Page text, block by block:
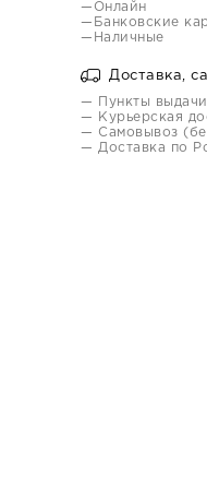
—Онлайн
—Банковские
—Наличные
Доставка,
— Пункты
— Курьерская
— Самовывоз
— Доставка по